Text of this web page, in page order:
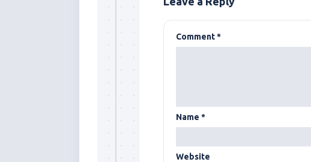
Comment*
Name *
Website